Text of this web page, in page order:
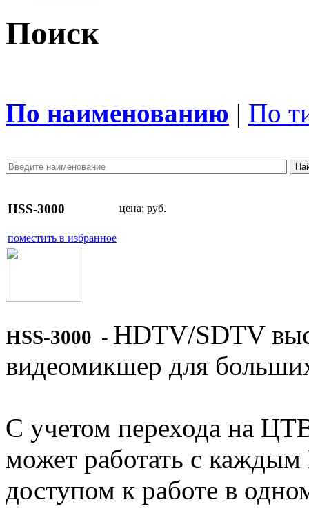
Поиск
По наименованию | По
HSS-3000 цена: руб.
поместить в избранное
HSS-3000 - HDTV/SDTV
видеомикшер для
С учетом перехода на
может работать с
доступом к работе в